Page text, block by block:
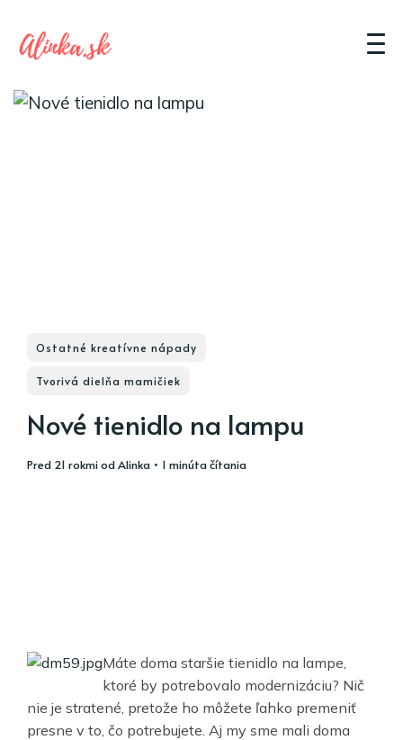
Ostatné kreatívne nápady
Tvorivá dielňa mamičiek
Nové tienidlo na lampu
pred 21 rokmiodAlinka • 1 minúta čítania
Máte doma staršie tienidlo na lampe,
ktoré by potrebovalo modernizáciu? Nič
nie je stratené, pretože ho môžete ľahko premeniť
presne v to, čo potrebujete. Aj my sme mali doma